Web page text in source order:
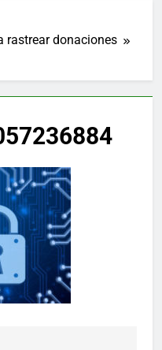
rastrear donaciones